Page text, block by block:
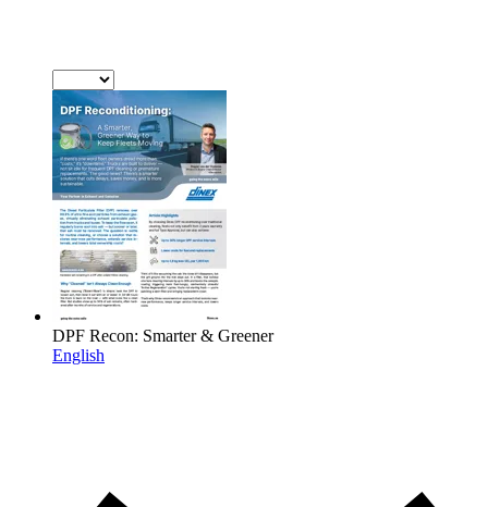
DPF Recon: Smarter & Greener
English